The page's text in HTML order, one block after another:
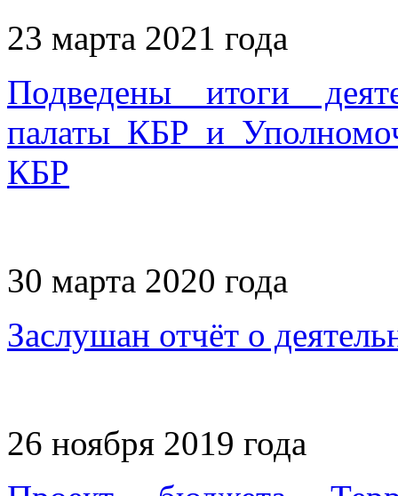
23 марта 2021 года
Подведены итоги
палаты КБР и
КБР
30 марта 2020 года
Заслушан отчёт о
26 ноября 2019 года